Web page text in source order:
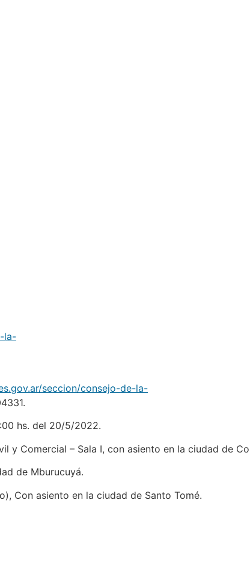
la-
seccion/consejo-de-la-
hs. del 20/5/2022.
y Comercial – Sala I, con asiento en la ciudad de
de Mburucuyá.
Con asiento en la ciudad de Santo Tomé.